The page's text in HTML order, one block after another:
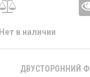
Нет в наличии
ДВУСТОРОННИЙ